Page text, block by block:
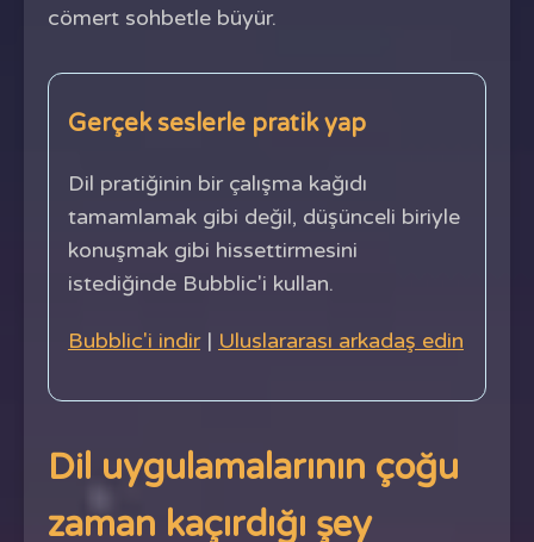
cömert sohbetle büyür.
Gerçek seslerle pratik yap
Dil pratiğinin bir çalışma kağıdı
tamamlamak gibi değil, düşünceli biriyle
konuşmak gibi hissettirmesini
istediğinde Bubblic'i kullan.
Bubblic'i indir| Uluslararası arkadaş edin
Dil uygulamalarının çoğu
zaman kaçırdığı şey